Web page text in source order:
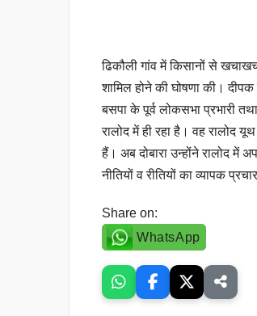
ढिकौली गांव में किसानों से खचाखच
शामिल होने की घोषणा की।
बसपा के पूर्व लोकसभा प्रभारी
रालोद में ही रहा है। वह रालोद
हैं। अब दोबारा उन्होंने रालोद में
नीतियों व रीतियों का व्यापक
Share on:
WhatsApp